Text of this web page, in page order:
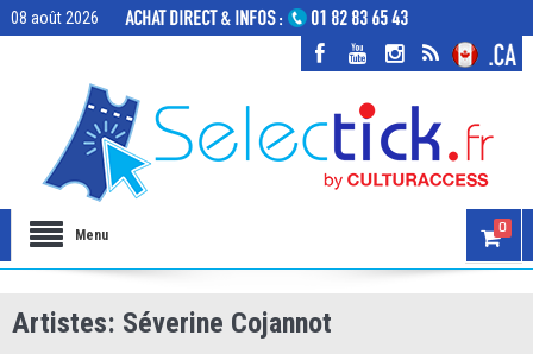
08 août 2026
Menu 0
Artistes: Séverine Cojannot